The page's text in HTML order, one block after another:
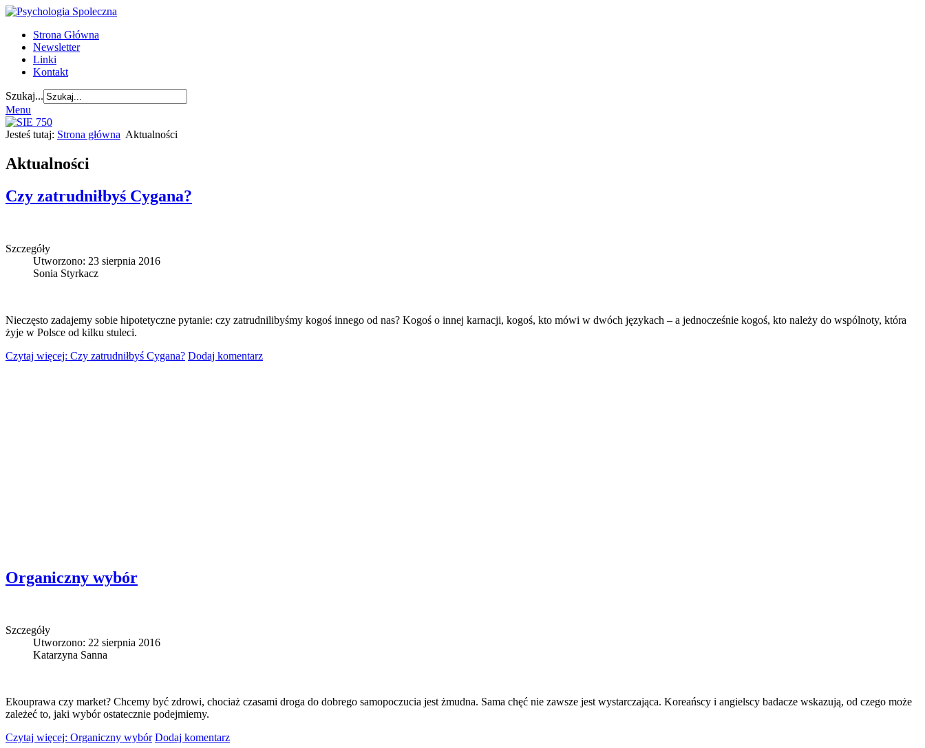
Strona Główna
Newsletter
Linki
Kontakt
Szukaj...
Menu
Jesteś tutaj: Strona główna Aktualności
Aktualności
Czy zatrudniłbyś Cygana?
Szczegóły
Utworzono: 23 sierpnia 2016
Sonia Styrkacz
Nieczęsto zadajemy sobie hipotetyczne pytanie: czy zatrudnilibyśmy kogoś innego od nas? Kogoś o innej karnacji, kogoś, kto mówi w dwóch językach – a jednocześnie kogoś, kto należy do wspólnoty, która
żyje w Polsce od kilku stuleci.
Czytaj więcej: Czy zatrudniłbyś Cygana? Dodaj komentarz
Organiczny wybór
Szczegóły
Utworzono: 22 sierpnia 2016
Katarzyna Sanna
Ekouprawa czy market? Chcemy być zdrowi, chociaż czasami droga do dobrego samopoczucia jest żmudna. Sama chęć nie zawsze jest wystarczająca. Koreańscy i angielscy badacze wskazują, od czego może
zależeć to, jaki wybór ostatecznie podejmiemy.
Czytaj więcej: Organiczny wybór Dodaj komentarz